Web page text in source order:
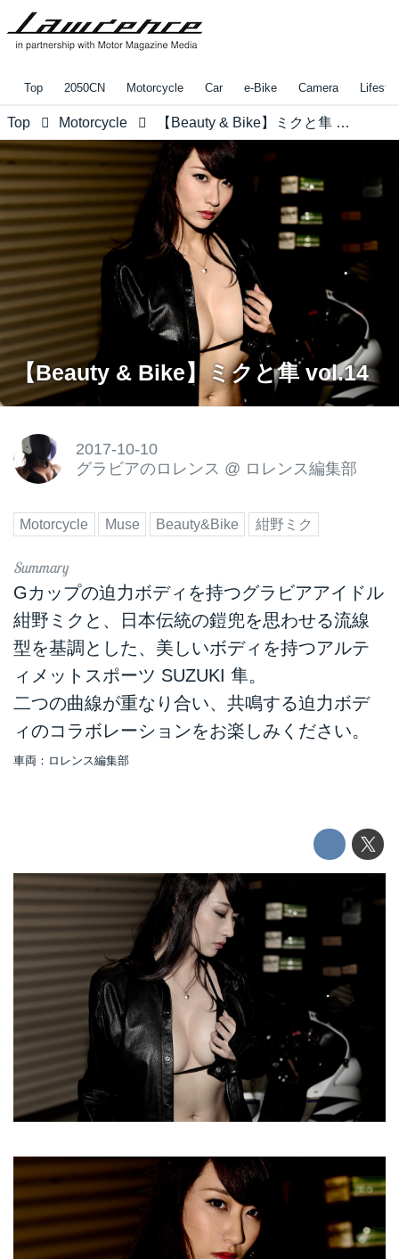
Top 2050CN Motorcycle Car e-Bike Camera
Top Motorcycle 【Beauty & Bike】ミクと隼 vol.14
【Beauty & Bike】ミクと隼 vol.14
2017-10-10
グラビアのロレンス @ ロレンス編集部
Motorcycle Muse Beauty&Bike 紺野ミク
Gカップの迫力ボディを持つグラビアアイドル
紺野ミクと、日本伝統の鎧兜を思わせる流線
型を基調とした、美しいボディを持つアルテ
ィメットスポーツ SUZUKI 隼。
二つの曲線が重なり合い、共鳴する迫力ボデ
ィのコラボレーションをお楽しみください。
車両：ロレンス編集部